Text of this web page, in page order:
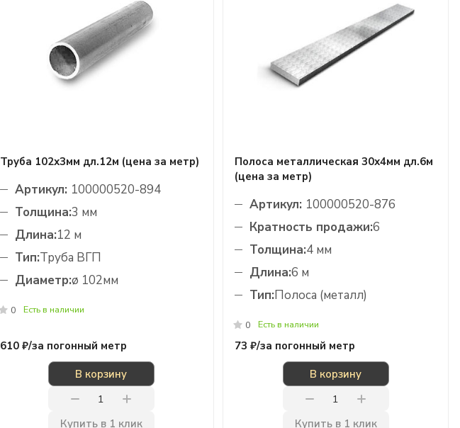
Труба 102х3мм дл.12м (цена за метр)
Артикул: 100000520-894
Толщина:3 мм
Длина:12 м
Тип:Труба ВГП
Диаметр:ø 102мм
0 Есть в наличии
610 ₽/за погонный метр
В корзину
Купить в 1 клик
Полоса металлическая 30х4мм дл.6м
(цена за метр)
Артикул: 100000520-876
Кратность продажи:6
Толщина:4 мм
Длина:6 м
Тип:Полоса (металл)
0 Есть в наличии
73 ₽/за погонный метр
В корзину
Купить в 1 клик